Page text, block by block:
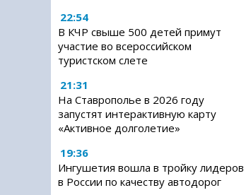
22:54
В КЧР свыше 500 детей примут
участие во всероссийском
туристском слете
21:31
На Ставрополье в 2026 году
запустят интерактивную карту
«Активное долголетие»
19:36
Ингушетия вошла в тройку лидеров
в России по качеству автодорог